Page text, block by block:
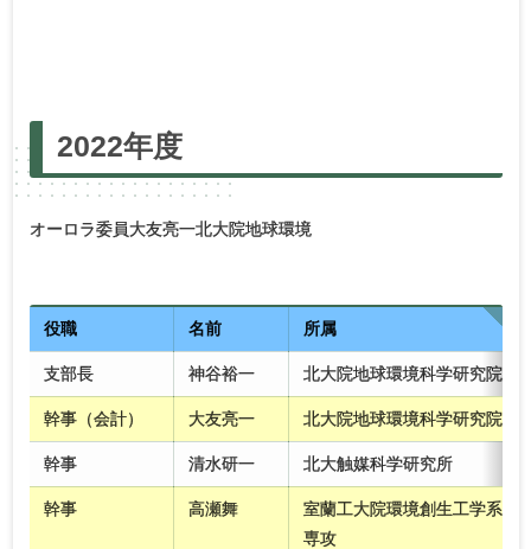
2021年度 2020年度
2017年度 2016年度 2015年度
2013年度 2012年度 2011年度
2022年度
オーロラ委員大友亮一北大院地球環境
役職 名前 所属
支部長 神谷裕一 北大院地球環境科学研究院
幹事（会計） 大友亮一 北大院地球環境科学研究院
幹事 清水研一 北大触媒科学研究所
幹事 高瀬舞
室蘭工大院環境創生工学系
専攻